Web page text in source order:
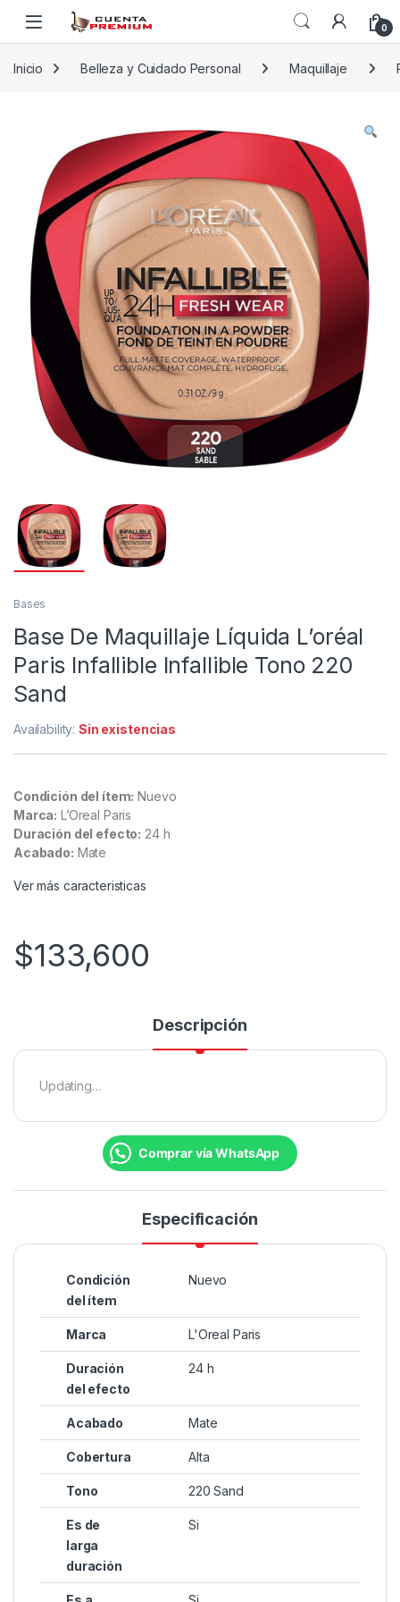
Skip to navigation
Skip to content
0
Inicio Belleza y Cuidado Personal Maquillaje
Bases
Base De Maquillaje Líquida L’oréal
Paris Infallible Infallible Tono 220
Sand
Availability:Sin existencias
Condición del ítem: Nuevo
Marca: L’Oreal Paris
Duración del efecto: 24 h
Acabado: Mate
Ver más caracteristicas
$133,600
Descripción
Updating…
Comprar vía WhatsApp
Especificación
Condición
del ítem
Nuevo
Marca L'Oreal Paris
Duración
del efecto
24 h
Acabado Mate
Cobertura Alta
Tono 220 Sand
Es de
larga
duración
Si